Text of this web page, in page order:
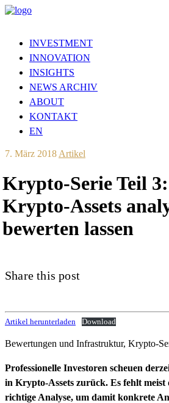
INVESTMENT
INNOVATION
INSIGHTS
NEWS ARCHIV
ABOUT
KONTAKT
EN
7. März 2018 Artikel
Krypto-Serie Teil
Krypto-Assets
bewerten lassen
Share this post
Artikel herunterladen Download
Bewertungen und Infrastruktur, Krypto-
Professionelle Investoren scheuen
in Krypto-Assets zurück. Es fehlt meist
richtige Analyse, um damit konkrete